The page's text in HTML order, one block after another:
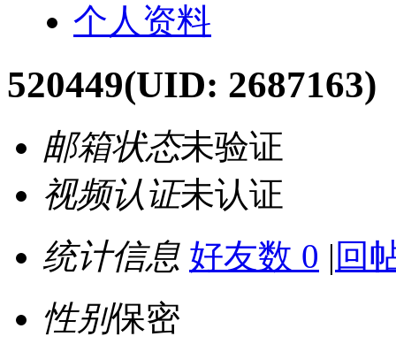
个人资料
520449(UID: 2687163)
邮箱状态未验证
视频认证未认证
统计信息 好友数 0 | 回
性别保密